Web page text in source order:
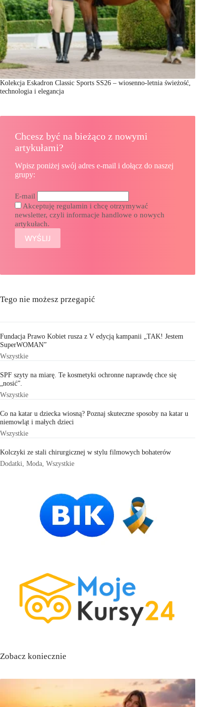
Kolekcja Eskadron Classic Sports SS26 – wiosenno-letnia świeżość,
technologia i elegancja
Chcesz być na bieżąco z nowymi
artykułami?
Wpisz poniżej swój adres e-mail i dołącz do naszej
grupy:
E-mail
Akceptuję regulamin i chcę otrzymywać
newsletter, czyli informacje handlowe o nowych
artykułach.
Tego nie możesz przegapić
Fundacja Prawo Kobiet rusza z V edycją kampanii „TAK! Jestem
SuperWOMAN”
Wszystkie
SPF szyty na miarę. Te kosmetyki ochronne naprawdę chce się
„nosić”.
Wszystkie
Co na katar u dziecka wiosną? Poznaj skuteczne sposoby na katar u
niemowląt i małych dzieci
Wszystkie
Kolczyki ze stali chirurgicznej w stylu filmowych bohaterów
Dodatki Moda Wszystkie
Zobacz koniecznie